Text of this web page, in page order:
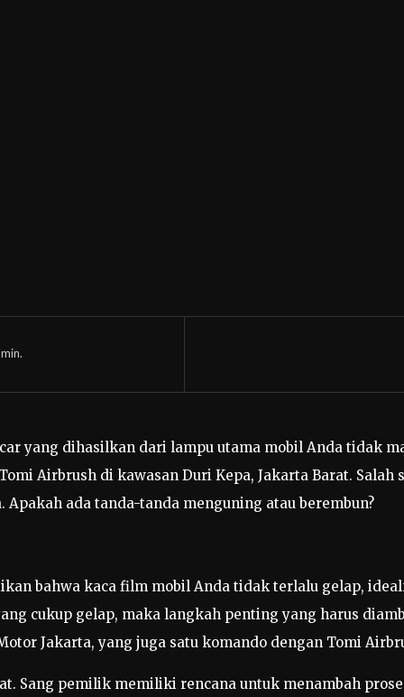
yang dihasilkan dari lampu utama mobil Anda tidak
Airbrush di kawasan Duri Kepa, Jakarta Barat. Salah
ada tanda-tanda menguning atau berembun?
bahwa kaca film mobil Anda tidak terlalu gelap,
cukup gelap, maka langkah penting yang harus
Jakarta, yang juga satu komando dengan Tomi
Sang pemilik memiliki rencana untuk menambah